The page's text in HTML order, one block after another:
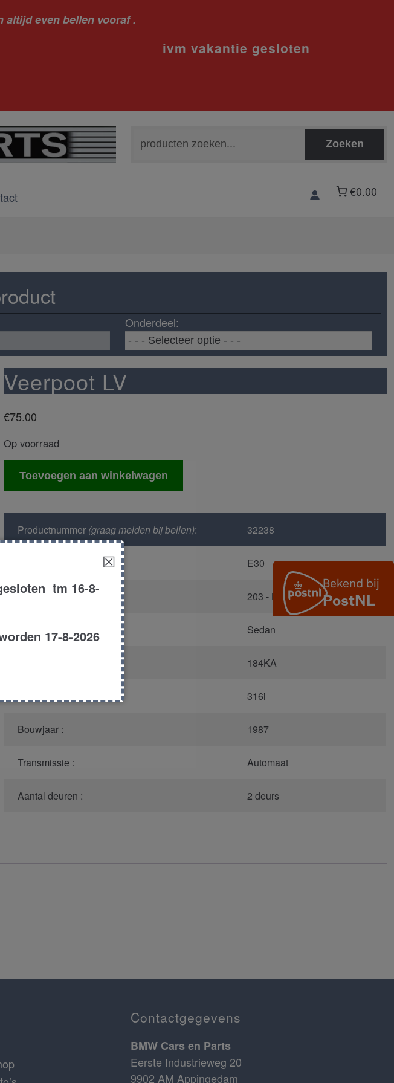
altijd even bellen vooraf .
gesloten
naar:
Zoeken
€0.00
Onderdeel:
Veerpoot LV
€75.00
Op voorraad
Veerpoot
Toevoegen aan winkelwagen
Productnummer (graag melden bij bellen): 32238
E30
Kleur : 203 - Lachssilber Metallic
Carroserie : Sedan
184KA
316i
Bouwjaar : 1987
Transmissie : Automaat
Aantal deuren : 2 deurs
Contactgegevens
BMW Cars en Parts
Eerste Industrieweg 20
9902 AM Appingedam
☒
tm 16-8-
17-8-2026